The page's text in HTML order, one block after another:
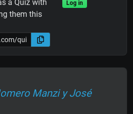
a Quiz with
them this
Log in
Manzi y José